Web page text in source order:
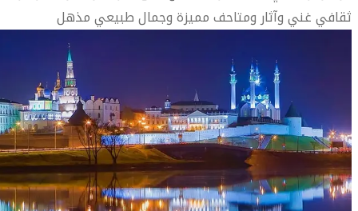
ثقافي غني وآثار ومتاحف مميزة وجمال طبيعي مذهل